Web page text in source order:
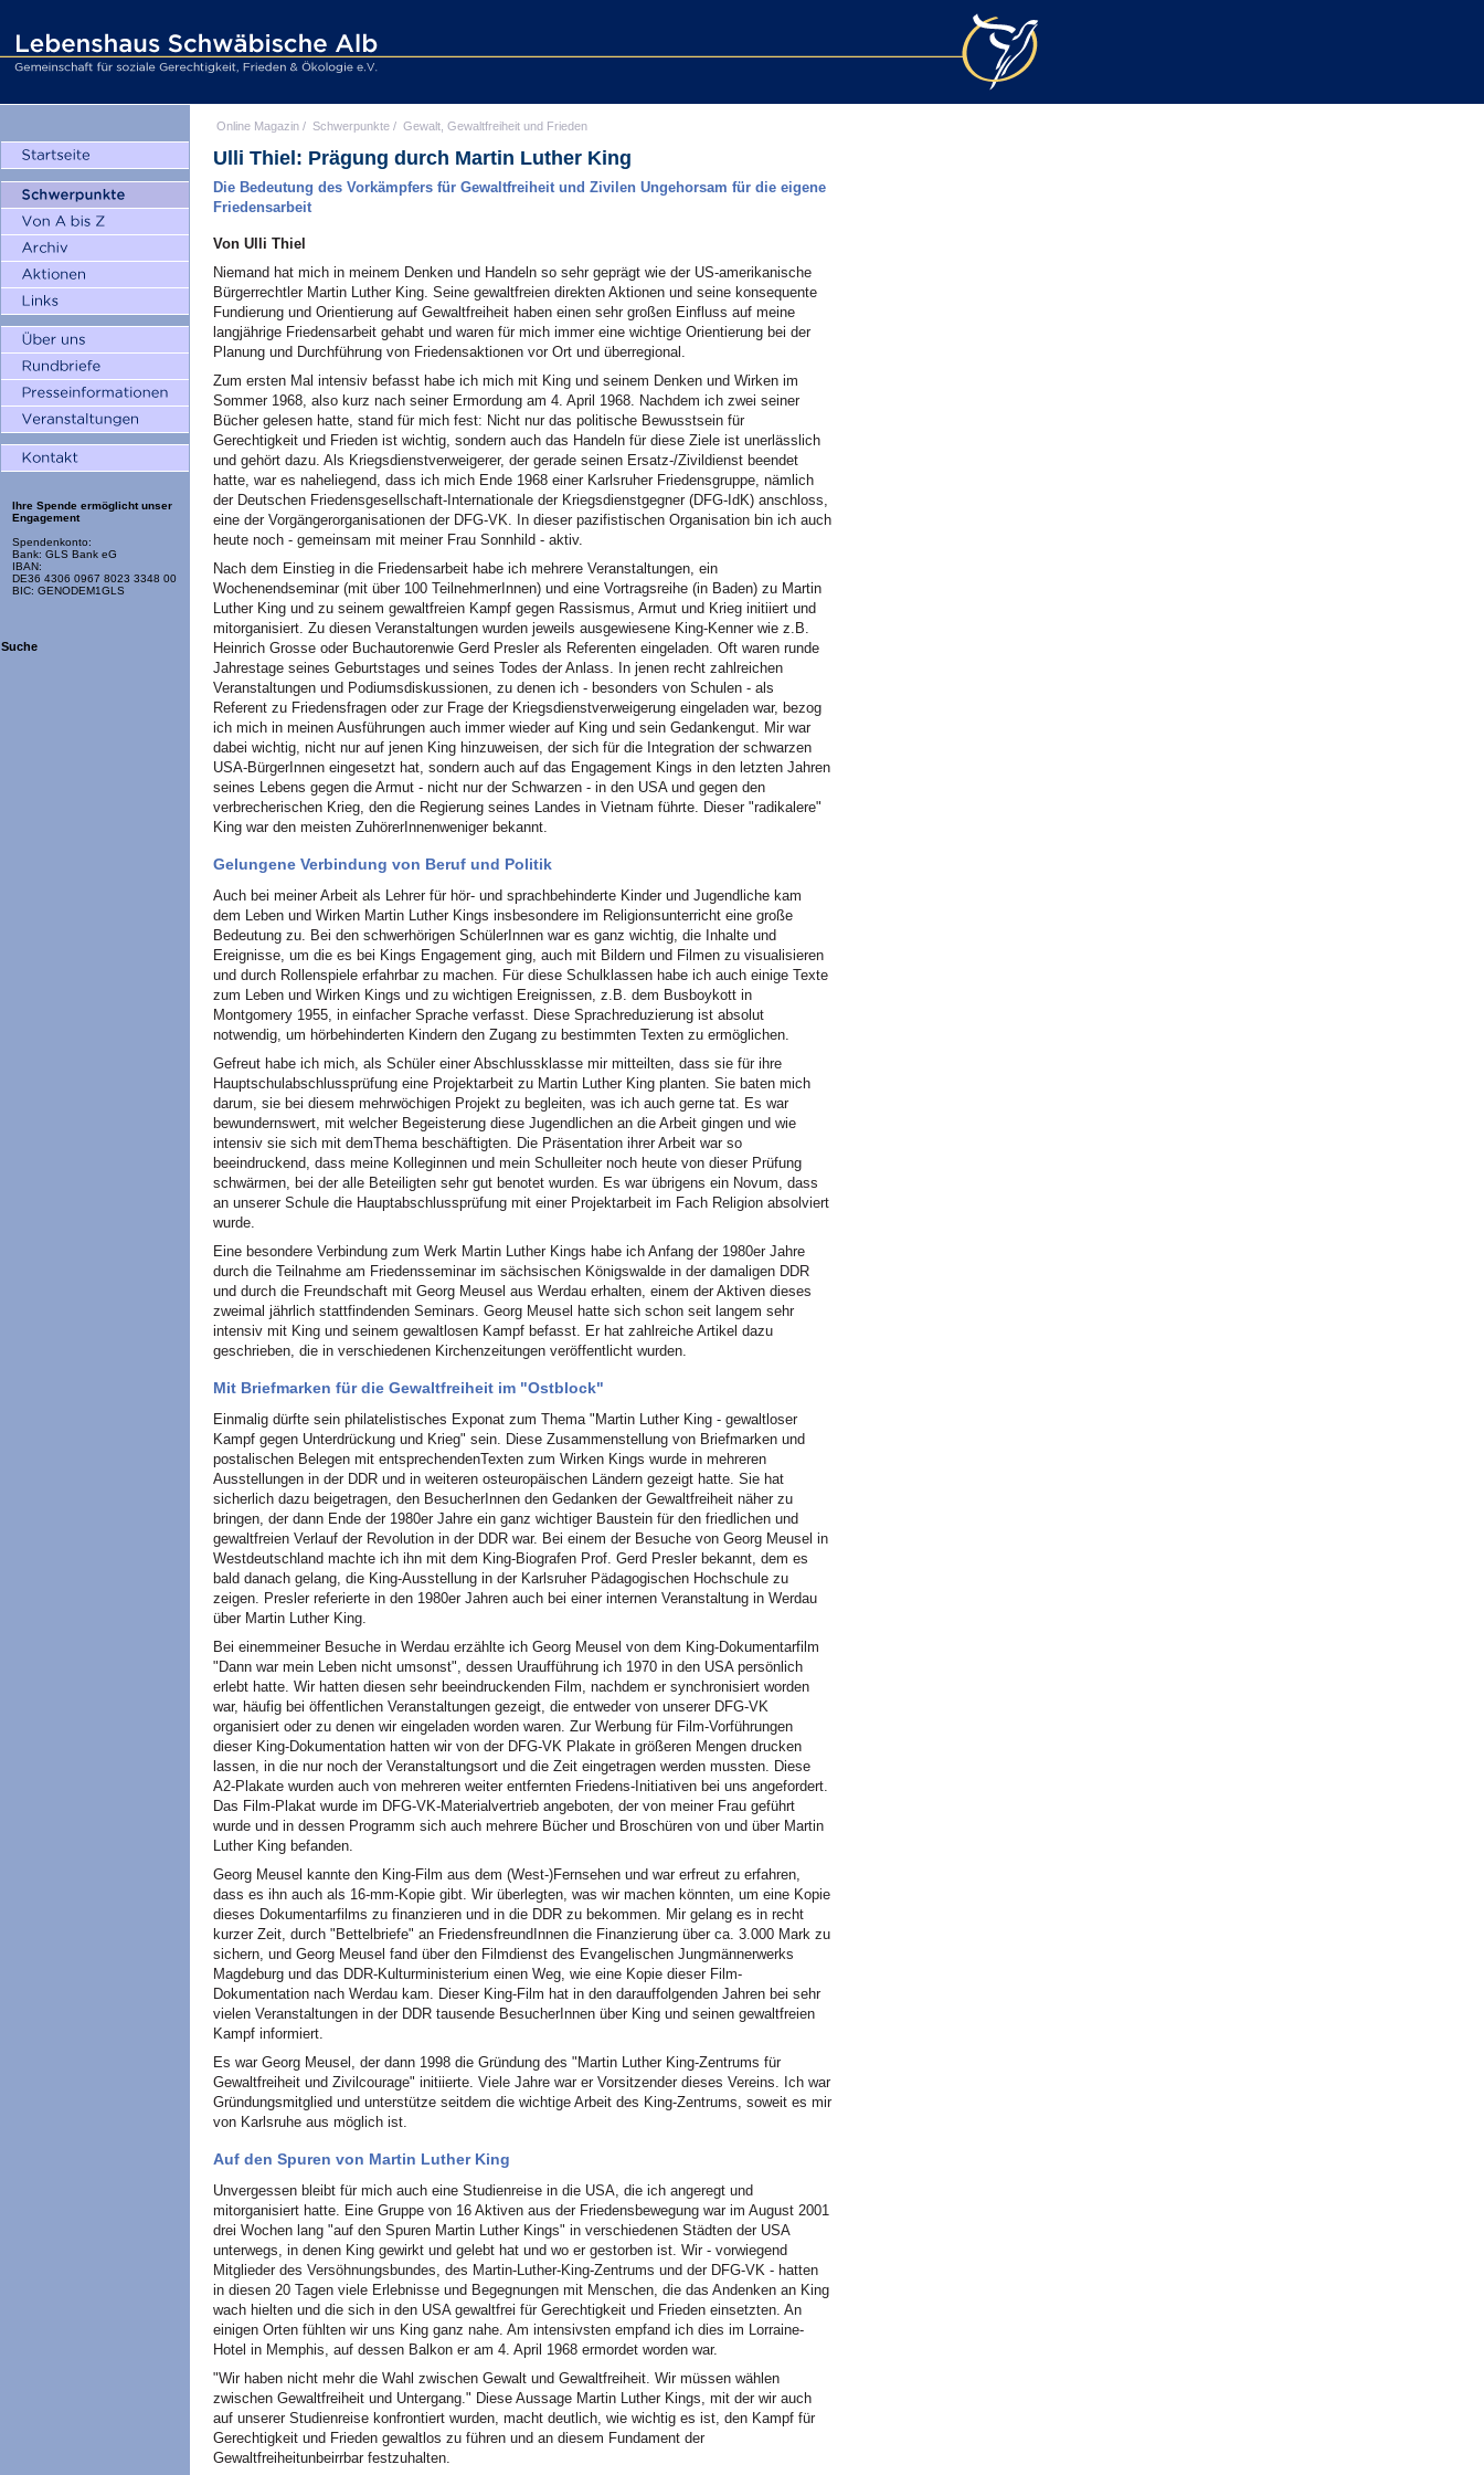
Ihre Spende ermöglicht unser
Engagement
Spendenkonto:
Bank: GLS Bank eG
IBAN:
DE36 4306 0967 8023 3348 00
BIC: GENODEM1GLS
Suche
Online Magazin / Schwerpunkte / Gewalt, Gewaltfreiheit und Frieden
Ulli Thiel: Prägung durch Martin Luther King
Die Bedeutung des Vorkämpfers für Gewaltfreiheit und Zivilen Ungehorsam für die eigene
Friedensarbeit
Von Ulli Thiel
Niemand hat mich in meinem Denken und Handeln so sehr geprägt wie der US-amerikanische
Bürgerrechtler Martin Luther King. Seine gewaltfreien direkten Aktionen und seine konsequente
Fundierung und Orientierung auf Gewaltfreiheit haben einen sehr großen Einfluss auf meine
langjährige Friedensarbeit gehabt und waren für mich immer eine wichtige Orientierung bei der
Planung und Durchführung von Friedensaktionen vor Ort und überregional.
Zum ersten Mal intensiv befasst habe ich mich mit King und seinem Denken und Wirken im
Sommer 1968, also kurz nach seiner Ermordung am 4. April 1968. Nachdem ich zwei seiner
Bücher gelesen hatte, stand für mich fest: Nicht nur das politische Bewusstsein für
Gerechtigkeit und Frieden ist wichtig, sondern auch das Handeln für diese Ziele ist unerlässlich
und gehört dazu. Als Kriegsdienstverweigerer, der gerade seinen Ersatz-/Zivildienst beendet
hatte, war es naheliegend, dass ich mich Ende 1968 einer Karlsruher Friedensgruppe, nämlich
der Deutschen Friedensgesellschaft-Internationale der Kriegsdienstgegner (DFG-IdK) anschloss,
eine der Vorgängerorganisationen der DFG-VK. In dieser pazifistischen Organisation bin ich auch
heute noch - gemeinsam mit meiner Frau Sonnhild - aktiv.
Nach dem Einstieg in die Friedensarbeit habe ich mehrere Veranstaltungen, ein
Wochenendseminar (mit über 100 TeilnehmerInnen) und eine Vortragsreihe (in Baden) zu Martin
Luther King und zu seinem gewaltfreien Kampf gegen Rassismus, Armut und Krieg initiiert und
mitorganisiert. Zu diesen Veranstaltungen wurden jeweils ausgewiesene King-Kenner wie z.B.
Heinrich Grosse oder Buchautorenwie Gerd Presler als Referenten eingeladen. Oft waren runde
Jahrestage seines Geburtstages und seines Todes der Anlass. In jenen recht zahlreichen
Veranstaltungen und Podiumsdiskussionen, zu denen ich - besonders von Schulen - als
Referent zu Friedensfragen oder zur Frage der Kriegsdienstverweigerung eingeladen war, bezog
ich mich in meinen Ausführungen auch immer wieder auf King und sein Gedankengut. Mir war
dabei wichtig, nicht nur auf jenen King hinzuweisen, der sich für die Integration der schwarzen
USA-BürgerInnen eingesetzt hat, sondern auch auf das Engagement Kings in den letzten Jahren
seines Lebens gegen die Armut - nicht nur der Schwarzen - in den USA und gegen den
verbrecherischen Krieg, den die Regierung seines Landes in Vietnam führte. Dieser "radikalere"
King war den meisten ZuhörerInnenweniger bekannt.
Gelungene Verbindung von Beruf und Politik
Auch bei meiner Arbeit als Lehrer für hör- und sprachbehinderte Kinder und Jugendliche kam
dem Leben und Wirken Martin Luther Kings insbesondere im Religionsunterricht eine große
Bedeutung zu. Bei den schwerhörigen SchülerInnen war es ganz wichtig, die Inhalte und
Ereignisse, um die es bei Kings Engagement ging, auch mit Bildern und Filmen zu visualisieren
und durch Rollenspiele erfahrbar zu machen. Für diese Schulklassen habe ich auch einige Texte
zum Leben und Wirken Kings und zu wichtigen Ereignissen, z.B. dem Busboykott in
Montgomery 1955, in einfacher Sprache verfasst. Diese Sprachreduzierung ist absolut
notwendig, um hörbehinderten Kindern den Zugang zu bestimmten Texten zu ermöglichen.
Gefreut habe ich mich, als Schüler einer Abschlussklasse mir mitteilten, dass sie für ihre
Hauptschulabschlussprüfung eine Projektarbeit zu Martin Luther King planten. Sie baten mich
darum, sie bei diesem mehrwöchigen Projekt zu begleiten, was ich auch gerne tat. Es war
bewundernswert, mit welcher Begeisterung diese Jugendlichen an die Arbeit gingen und wie
intensiv sie sich mit demThema beschäftigten. Die Präsentation ihrer Arbeit war so
beeindruckend, dass meine Kolleginnen und mein Schulleiter noch heute von dieser Prüfung
schwärmen, bei der alle Beteiligten sehr gut benotet wurden. Es war übrigens ein Novum, dass
an unserer Schule die Hauptabschlussprüfung mit einer Projektarbeit im Fach Religion absolviert
wurde.
Eine besondere Verbindung zum Werk Martin Luther Kings habe ich Anfang der 1980er Jahre
durch die Teilnahme am Friedensseminar im sächsischen Königswalde in der damaligen DDR
und durch die Freundschaft mit Georg Meusel aus Werdau erhalten, einem der Aktiven dieses
zweimal jährlich stattfindenden Seminars. Georg Meusel hatte sich schon seit langem sehr
intensiv mit King und seinem gewaltlosen Kampf befasst. Er hat zahlreiche Artikel dazu
geschrieben, die in verschiedenen Kirchenzeitungen veröffentlicht wurden.
Mit Briefmarken für die Gewaltfreiheit im "Ostblock"
Einmalig dürfte sein philatelistisches Exponat zum Thema "Martin Luther King - gewaltloser
Kampf gegen Unterdrückung und Krieg" sein. Diese Zusammenstellung von Briefmarken und
postalischen Belegen mit entsprechendenTexten zum Wirken Kings wurde in mehreren
Ausstellungen in der DDR und in weiteren osteuropäischen Ländern gezeigt hatte. Sie hat
sicherlich dazu beigetragen, den BesucherInnen den Gedanken der Gewaltfreiheit näher zu
bringen, der dann Ende der 1980er Jahre ein ganz wichtiger Baustein für den friedlichen und
gewaltfreien Verlauf der Revolution in der DDR war. Bei einem der Besuche von Georg Meusel in
Westdeutschland machte ich ihn mit dem King-Biografen Prof. Gerd Presler bekannt, dem es
bald danach gelang, die King-Ausstellung in der Karlsruher Pädagogischen Hochschule zu
zeigen. Presler referierte in den 1980er Jahren auch bei einer internen Veranstaltung in Werdau
über Martin Luther King.
Bei einemmeiner Besuche in Werdau erzählte ich Georg Meusel von dem King-Dokumentarfilm
"Dann war mein Leben nicht umsonst", dessen Uraufführung ich 1970 in den USA persönlich
erlebt hatte. Wir hatten diesen sehr beeindruckenden Film, nachdem er synchronisiert worden
war, häufig bei öffentlichen Veranstaltungen gezeigt, die entweder von unserer DFG-VK
organisiert oder zu denen wir eingeladen worden waren. Zur Werbung für Film-Vorführungen
dieser King-Dokumentation hatten wir von der DFG-VK Plakate in größeren Mengen drucken
lassen, in die nur noch der Veranstaltungsort und die Zeit eingetragen werden mussten. Diese
A2-Plakate wurden auch von mehreren weiter entfernten Friedens-Initiativen bei uns angefordert.
Das Film-Plakat wurde im DFG-VK-Materialvertrieb angeboten, der von meiner Frau geführt
wurde und in dessen Programm sich auch mehrere Bücher und Broschüren von und über Martin
Luther King befanden.
Georg Meusel kannte den King-Film aus dem (West-)Fernsehen und war erfreut zu erfahren,
dass es ihn auch als 16-mm-Kopie gibt. Wir überlegten, was wir machen könnten, um eine Kopie
dieses Dokumentarfilms zu finanzieren und in die DDR zu bekommen. Mir gelang es in recht
kurzer Zeit, durch "Bettelbriefe" an FriedensfreundInnen die Finanzierung über ca. 3.000 Mark zu
sichern, und Georg Meusel fand über den Filmdienst des Evangelischen Jungmännerwerks
Magdeburg und das DDR-Kulturministerium einen Weg, wie eine Kopie dieser Film-
Dokumentation nach Werdau kam. Dieser King-Film hat in den darauffolgenden Jahren bei sehr
vielen Veranstaltungen in der DDR tausende BesucherInnen über King und seinen gewaltfreien
Kampf informiert.
Es war Georg Meusel, der dann 1998 die Gründung des "Martin Luther King-Zentrums für
Gewaltfreiheit und Zivilcourage" initiierte. Viele Jahre war er Vorsitzender dieses Vereins. Ich war
Gründungsmitglied und unterstütze seitdem die wichtige Arbeit des King-Zentrums, soweit es mir
von Karlsruhe aus möglich ist.
Auf den Spuren von Martin Luther King
Unvergessen bleibt für mich auch eine Studienreise in die USA, die ich angeregt und
mitorganisiert hatte. Eine Gruppe von 16 Aktiven aus der Friedensbewegung war im August 2001
drei Wochen lang "auf den Spuren Martin Luther Kings" in verschiedenen Städten der USA
unterwegs, in denen King gewirkt und gelebt hat und wo er gestorben ist. Wir - vorwiegend
Mitglieder des Versöhnungsbundes, des Martin-Luther-King-Zentrums und der DFG-VK - hatten
in diesen 20 Tagen viele Erlebnisse und Begegnungen mit Menschen, die das Andenken an King
wach hielten und die sich in den USA gewaltfrei für Gerechtigkeit und Frieden einsetzten. An
einigen Orten fühlten wir uns King ganz nahe. Am intensivsten empfand ich dies im Lorraine-
Hotel in Memphis, auf dessen Balkon er am 4. April 1968 ermordet worden war.
"Wir haben nicht mehr die Wahl zwischen Gewalt und Gewaltfreiheit. Wir müssen wählen
zwischen Gewaltfreiheit und Untergang." Diese Aussage Martin Luther Kings, mit der wir auch
auf unserer Studienreise konfrontiert wurden, macht deutlich, wie wichtig es ist, den Kampf für
Gerechtigkeit und Frieden gewaltlos zu führen und an diesem Fundament der
Gewaltfreiheitunbeirrbar festzuhalten.